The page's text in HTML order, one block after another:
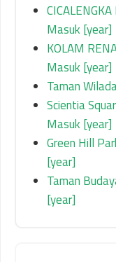
Masuk [year]
KOLAM
Masuk [year]
Taman
Scientia
Masuk [year]
Green Hill
[year]
Taman
[year]